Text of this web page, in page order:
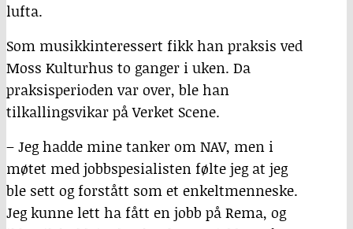
lufta.
Som musikkinteressert fikk han praksis ved
Moss Kulturhus to ganger i uken. Da
praksisperioden var over, ble han
tilkallingsvikar på Verket Scene.
– Jeg hadde mine tanker om NAV, men i
møtet med jobbspesialisten følte jeg at jeg
ble sett og forstått som et enkeltmenneske.
Jeg kunne lett ha fått en jobb på Rema, og